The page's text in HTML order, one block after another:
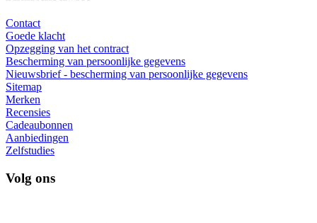
Contact
Goede klacht
Opzegging van het contract
Bescherming van persoonlijke gegevens
Nieuwsbrief - bescherming van persoonlijke gegevens
Sitemap
Merken
Recensies
Cadeaubonnen
Aanbiedingen
Zelfstudies
Volg ons